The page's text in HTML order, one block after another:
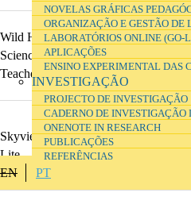
NOVELAS GRÁFICAS
ORGANIZAÇÃO E GESTÃO DE
LABORATÓRIOS ONLINE (GO-
APLICAÇÕES
ENSINO EXPERIMENTAL DAS
INVESTIGAÇÃO
PROJECTO DE INVESTIGAÇÃO
CADERNO DE INVESTIGAÇÃO
ONENOTE IN RESEARCH
PUBLICAÇÕES
REFERÊNCIAS
EN PT
Wild Haired
Science
Teacher
https://whscience.org
Skyview
Lite
https://